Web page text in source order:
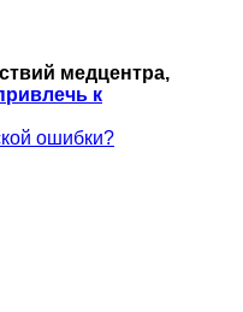
медцентра,
к
ошибки?